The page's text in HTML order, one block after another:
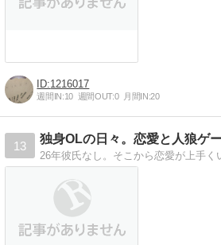
1216017
週間IN:10 週間OUT:0 月間IN:20
13